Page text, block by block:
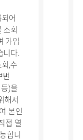
어
조회
가입
니다.
,수
변
등)을
해서
본인
접 열
합니